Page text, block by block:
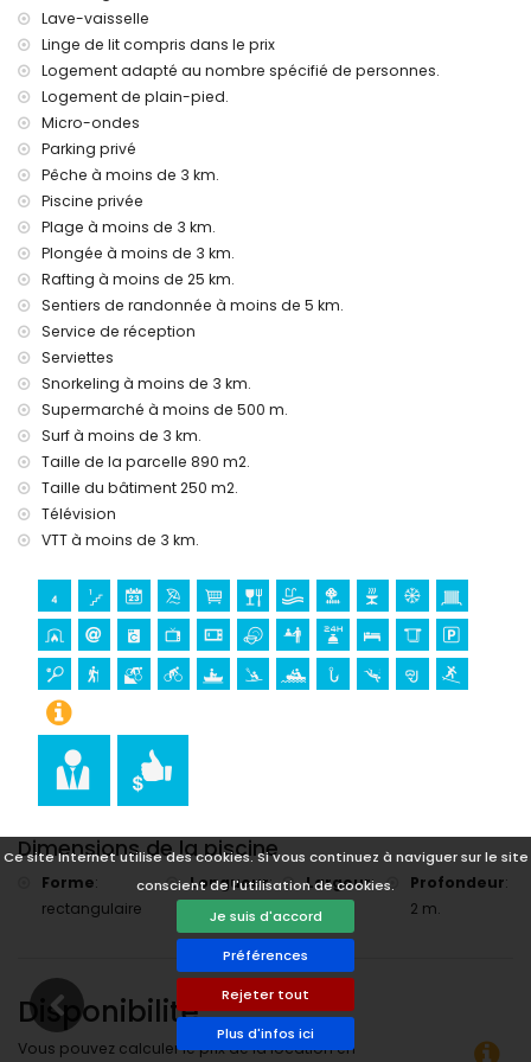
Ce site Internet utilise des cookies. Si vous continuez à naviguer sur le site
conscient de l'utilisation de cookies.
Je suis d'accord
Préférences
Rejeter tout
Plus d'infos ici
internet (Wi-Fi)
fer et planche à repasser
linge de lit et serviettes
service de réception et service d'urgence 24h/24
chauffage central et climatisation
Installations et services à supplément
lit supplémentaire et lit bébé (sur demande)
Divertissements et activités de loisirs pour vos vacances à
Xàbia, Costa Blanca
cinéma, théâtre, bar et promenade (Arenal Xàbia) (à moins
de 5 kilomètres de la maison)
musée (Histórico de Xàbia), ruine (Molinos de Viento, Xàbia)
et bâtiment architectural (Histórico de Xàbia) (à moins de 5
kilomètres de l'hébergement)
église (Virgen de Loreto, Puerto, Xàbia), monument (Pueblo
de Xàbia, Xàbia), lieu historique (Pueblo de Xàbia et Xàbia)
(à moins de 10 kilomètres de l'hébergement)
château (Portal de la Vila et Dénia) (à moins de 25
kilomètres de l'hébergement)
Sports
cyclisme (à moins de 1000 mètres de la villa)
tennis, randonnée, VTT, canoë, kayak, pêche, plongée,
snorkeling et surf (à moins de 5 kilomètres de la villa)
golf (Golf de Xàbia) et équitation (à moins de 10 kilomètres
de la villa)
rafting (à moins de 25 kilomètres de la villa)
Lave-vaisselle
Linge de lit compris dans le prix
Logement adapté au nombre spécifié de personnes.
Logement de plain-pied.
Micro-ondes
Parking privé
Pêche à moins de 3 km.
Piscine privée
Plage à moins de 3 km.
Plongée à moins de 3 km.
Rafting à moins de 25 km.
Sentiers de randonnée à moins de 5 km.
Service de réception
Serviettes
Snorkeling à moins de 3 km.
Supermarché à moins de 500 m.
Surf à moins de 3 km.
Taille de la parcelle 890 m2.
Taille du bâtiment 250 m2.
Télévision
VTT à moins de 3 km.
Dimensions de la piscine
Forme:
rectangulaire
Longueur:
8 m.
Largeur:
4 m.
Profondeur:
2 m.
Disponibilité
Vous pouvez calculer le prix de la location en